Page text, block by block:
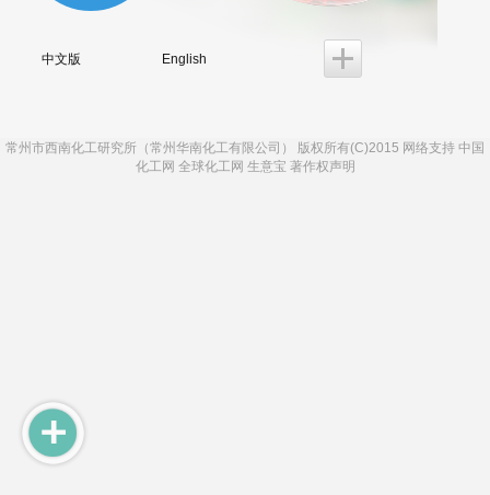
中文版 English
常州市西南化工研究所（常州华南化工有限公司） 版权所有(C)2015 网络支持 中国
化工网 全球化工网 生意宝 著作权声明